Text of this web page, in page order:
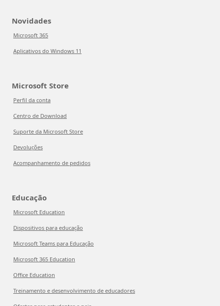
Novidades
Microsoft 365
Aplicativos do Windows 11
Microsoft Store
Perfil da conta
Centro de Download
Suporte da Microsoft Store
Devoluções
Acompanhamento de pedidos
Educação
Microsoft Education
Dispositivos para educação
Microsoft Teams para Educação
Microsoft 365 Education
Office Education
Treinamento e desenvolvimento de educadores